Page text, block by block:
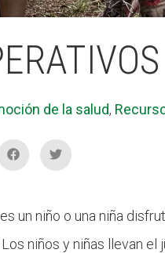
de la salud,
un niño o una niña
Los niños y niñas llevan